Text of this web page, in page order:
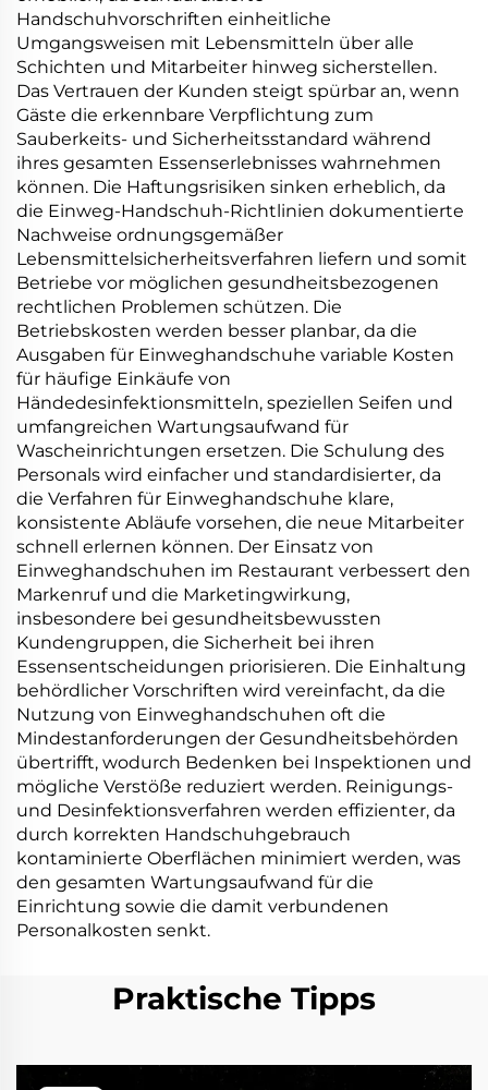
Handschuhvorschriften einheitliche
Umgangsweisen mit Lebensmitteln über alle
Schichten und Mitarbeiter hinweg sicherstellen.
Das Vertrauen der Kunden steigt spürbar an, wenn
Gäste die erkennbare Verpflichtung zum
Sauberkeits- und Sicherheitsstandard während
ihres gesamten Essenserlebnisses wahrnehmen
können. Die Haftungsrisiken sinken erheblich, da
die Einweg-Handschuh-Richtlinien dokumentierte
Nachweise ordnungsgemäßer
Lebensmittelsicherheitsverfahren liefern und somit
Betriebe vor möglichen gesundheitsbezogenen
rechtlichen Problemen schützen. Die
Betriebskosten werden besser planbar, da die
Ausgaben für Einweghandschuhe variable Kosten
für häufige Einkäufe von
Händedesinfektionsmitteln, speziellen Seifen und
umfangreichen Wartungsaufwand für
Wascheinrichtungen ersetzen. Die Schulung des
Personals wird einfacher und standardisierter, da
die Verfahren für Einweghandschuhe klare,
konsistente Abläufe vorsehen, die neue Mitarbeiter
schnell erlernen können. Der Einsatz von
Einweghandschuhen im Restaurant verbessert den
Markenruf und die Marketingwirkung,
insbesondere bei gesundheitsbewussten
Kundengruppen, die Sicherheit bei ihren
Essensentscheidungen priorisieren. Die Einhaltung
behördlicher Vorschriften wird vereinfacht, da die
Nutzung von Einweghandschuhen oft die
Mindestanforderungen der Gesundheitsbehörden
übertrifft, wodurch Bedenken bei Inspektionen und
mögliche Verstöße reduziert werden. Reinigungs-
und Desinfektionsverfahren werden effizienter, da
durch korrekten Handschuhgebrauch
kontaminierte Oberflächen minimiert werden, was
den gesamten Wartungsaufwand für die
Einrichtung sowie die damit verbundenen
Personalkosten senkt.
Praktische Tipps